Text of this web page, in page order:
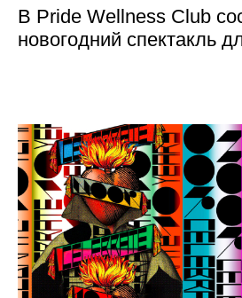
В Pride Wellness Club
новогодний спектакль